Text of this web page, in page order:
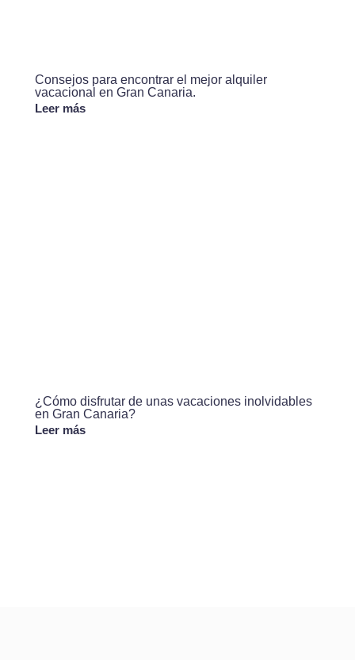
Consejos para encontrar el mejor alquiler
vacacional en Gran Canaria.
Leer más
¿Cómo disfrutar de unas vacaciones inolvidables
en Gran Canaria?
Leer más